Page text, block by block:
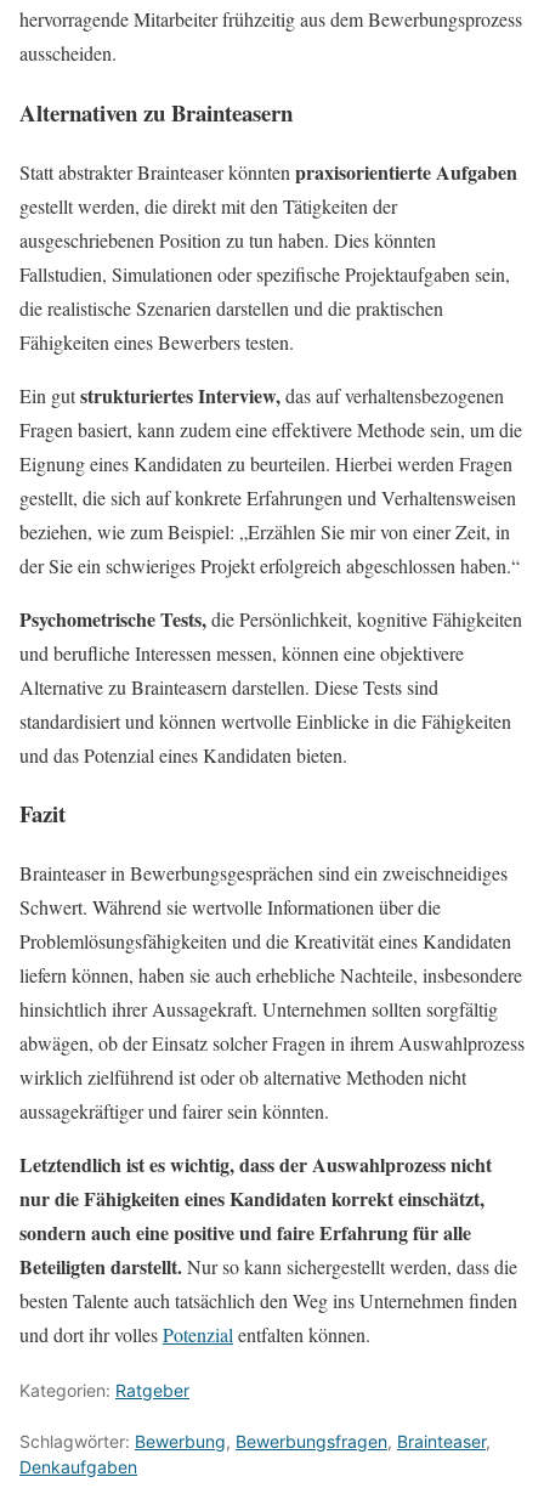
hervorragende Mitarbeiter frühzeitig aus dem Bewerbungsprozess
ausscheiden.
Alternativen zu Brainteasern
Statt abstrakter Brainteaser könnten praxisorientierte Aufgaben
gestellt werden, die direkt mit den Tätigkeiten der
ausgeschriebenen Position zu tun haben. Dies könnten
Fallstudien, Simulationen oder spezifische Projektaufgaben sein,
die realistische Szenarien darstellen und die praktischen
Fähigkeiten eines Bewerbers testen.
Ein gutstrukturiertes Interview,das auf verhaltensbezogenen
Fragen basiert, kann zudem eine effektivere Methode sein, um die
Eignung eines Kandidaten zu beurteilen. Hierbei werden Fragen
gestellt, die sich auf konkrete Erfahrungen und Verhaltensweisen
beziehen, wie zum Beispiel: „Erzählen Sie mir von einer Zeit, in
der Sie ein schwieriges Projekt erfolgreich abgeschlossen haben.“
Psychometrische Tests,die Persönlichkeit, kognitive Fähigkeiten
und berufliche Interessen messen, können eine objektivere
Alternative zu Brainteasern darstellen. Diese Tests sind
standardisiert und können wertvolle Einblicke in die Fähigkeiten
und das Potenzial eines Kandidaten bieten.
Fazit
Brainteaser in Bewerbungsgesprächen sind ein zweischneidiges
Schwert. Während sie wertvolle Informationen über die
Problemlösungsfähigkeiten und die Kreativität eines Kandidaten
liefern können, haben sie auch erhebliche Nachteile, insbesondere
hinsichtlich ihrer Aussagekraft. Unternehmen sollten sorgfältig
abwägen, ob der Einsatz solcher Fragen in ihrem Auswahlprozess
wirklich zielführend ist oder ob alternative Methoden nicht
aussagekräftiger und fairer sein könnten.
Letztendlich ist es wichtig, dass der Auswahlprozess nicht
nur die Fähigkeiten eines Kandidaten korrekt einschätzt,
sondern auch eine positive und faire Erfahrung für alle
Beteiligten darstellt.Nur so kann sichergestellt werden, dass die
besten Talente auch tatsächlich den Weg ins Unternehmen finden
und dort ihr vollesPotenzial entfalten können.
Kategorien: Ratgeber
Schlagwörter: Bewerbung, Bewerbungsfragen, Brainteaser,
Denkaufgaben